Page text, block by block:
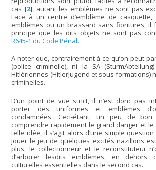
cas [2], autant les emblèmes ne sont pas
Face à un centre d’emblème de
emblèmes ou un brassard sans fioritures, il
principe que les dits objets ne sont pas
R645-1 du Code Pénal.
A noter que, contrairement à ce qu’on peut
(police criminelle), ni la SA
Hitlériennes (HitlerJugend et sous-formations)
criminelles.
D’un point de vue strict, il n’est donc pas
porter des uniformes et emblèmes
condamnées. Ceci-étant, un peu de
comprendre rapidement le grand danger et le
telle idée, il s’agit alors d’une simple
jouer le jeu de quelques excités nazillons
plus, le collectionneur et le reconstituteur
d’arborer lesdits emblèmes, en dehors
culturelles essentielles dans le second cas.